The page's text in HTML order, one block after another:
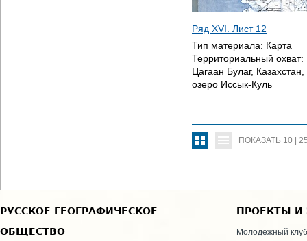
Ряд XVI. Лист 12
Тип материала: Карта
Территориальный охват:
Цагаан Булаг,
озеро Иссык-Куль
ПОКАЗАТЬ 10
РУССКОЕ ГЕОГРАФИЧЕСКОЕ
ОБЩЕСТВО
ПРОЕКТЫ И
Молодежный клуб